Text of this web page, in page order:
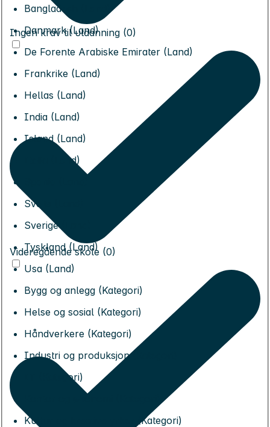
Bangladesh (Land)
Danmark (Land)
De Forente Arabiske Emirater (Land)
Frankrike (Land)
Hellas (Land)
India (Land)
Island (Land)
Italia (Land)
Sveits (Land)
Sverige (Land)
Tyskland (Land)
Usa (Land)
Bygg og anlegg (Kategori)
Helse og sosial (Kategori)
Håndverkere (Kategori)
Industri og produksjon (Kategori)
IT (Kategori)
Kultur og kreative yrker (Kategori)
Ingen krav til utdanning (0)
Videregående skole (0)